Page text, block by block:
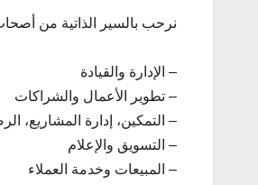
نرحب بالسير الذاتية من
– الإدارة والقيادة
– تطوير الأعمال والشراكات
– التمكين، إدارة المشاريع،
– التسويق والإعلام
– المبيعات وخدمة العملاء